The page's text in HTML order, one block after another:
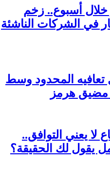
خلال أسبوع.. زخم
في الشركات الناشئة
تعافيه المحدود وسط
مضيق هرمز
لا يعني التوافق..
يقول لك الحقيقة؟